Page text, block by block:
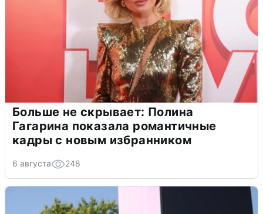
Больше не скрывает: Полина
Гагарина показала романтичные
кадры с новым избранником
6 августа 248